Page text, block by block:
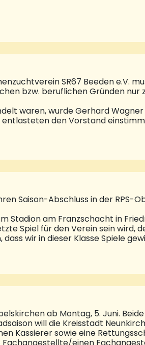
Läufer ins Rennen. Der erste,
Ziel, gefolgt von Yves Becker
nextgendingmad #1). Im Ziel
entlang der gesamten Strecke.
SR67 Beeden e.V.
bzw. beruflichen Gründen
waren, wurde Gerhard
den Vorstand
geworden ist. Wagner dankte
Wahl. Der neue
wurde Horst Müller,
blieb Karl-Theo Dzieia.
Saison-Abschluss in der RPS-
Stadion am Franzschacht in
Spiel für den Verein sein wird,
wir in dieser Klasse Spiele
Nicht nur bei der SVE,
ist Kirchberg Tabellenzehnter
erinnert sich Demmerle an die
ab Montag, 5. Juni.
will die Kreisstadt
Kassierer sowie eine
einen